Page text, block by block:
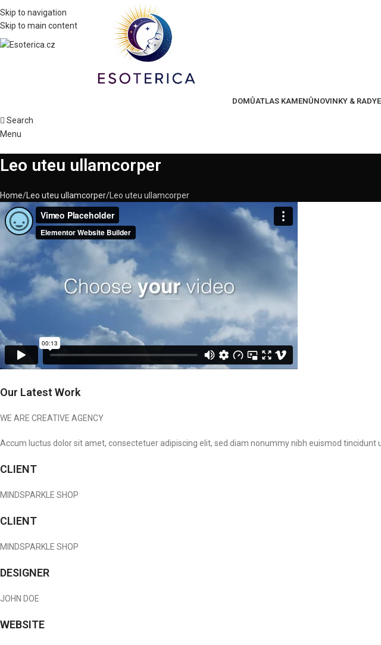
Skip to navigation
Skip to main content
DOMŮATLAS KAMENŮNOVINKY & RADY
Search
Menu
Leo uteu ullamcorper
Home Leo uteu ullamcorper Leo uteu ullamcorper
Our Latest Work
WE ARE CREATIVE AGENCY
Accum luctus dolor sit amet, consectetuer adipiscing elit, sed diam nonummy nibh euismod
CLIENT
MINDSPARKLE SHOP
CLIENT
MINDSPARKLE SHOP
DESIGNER
JOHN DOE
WEBSITE